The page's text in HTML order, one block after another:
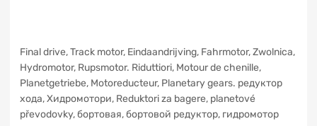
Final drive, Track motor, Eindaandrijving, Fahrmotor, Zwolnica,
Hydromotor, Rupsmotor. Riduttiori, Motour de chenille,
Planetgetriebe, Motoreducteur, Planetary gears. редуктор
xoдa, Хидромотори, Reduktori za bagere, planetové
převodovky, бортовая, бортовой редуктор, гидромотор